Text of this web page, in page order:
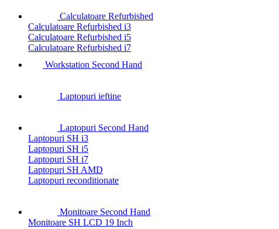
Calculatoare Refurbished
Calculatoare Refurbished i3
Calculatoare Refurbished i5
Calculatoare Refurbished i7
Workstation Second Hand
Laptopuri ieftine
Laptopuri Second Hand
Laptopuri SH i3
Laptopuri SH i5
Laptopuri SH i7
Laptopuri SH AMD
Laptopuri reconditionate
Monitoare Second Hand
Monitoare SH LCD 19 Inch